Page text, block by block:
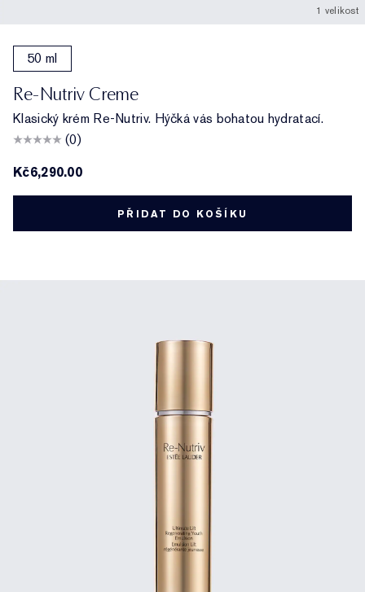
1 velikost
50 ml
Re-Nutriv Creme
Klasický krém Re-Nutriv. Hýčká vás bohatou hydratací.
(0)
Kč6,290.00
PŘIDAT DO KOŠÍKU